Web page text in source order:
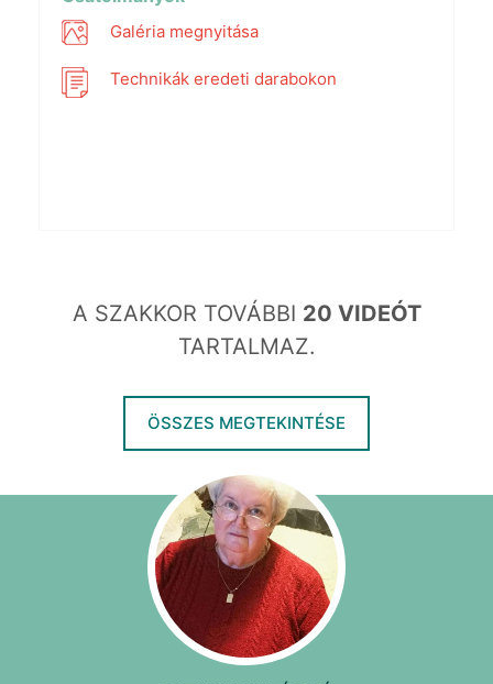
Galéria megnyitása
Technikák eredeti darabokon
A SZAKKOR TOVÁBBI 20 VIDEÓT
TARTALMAZ.
ÖSSZES MEGTEKINTÉSE